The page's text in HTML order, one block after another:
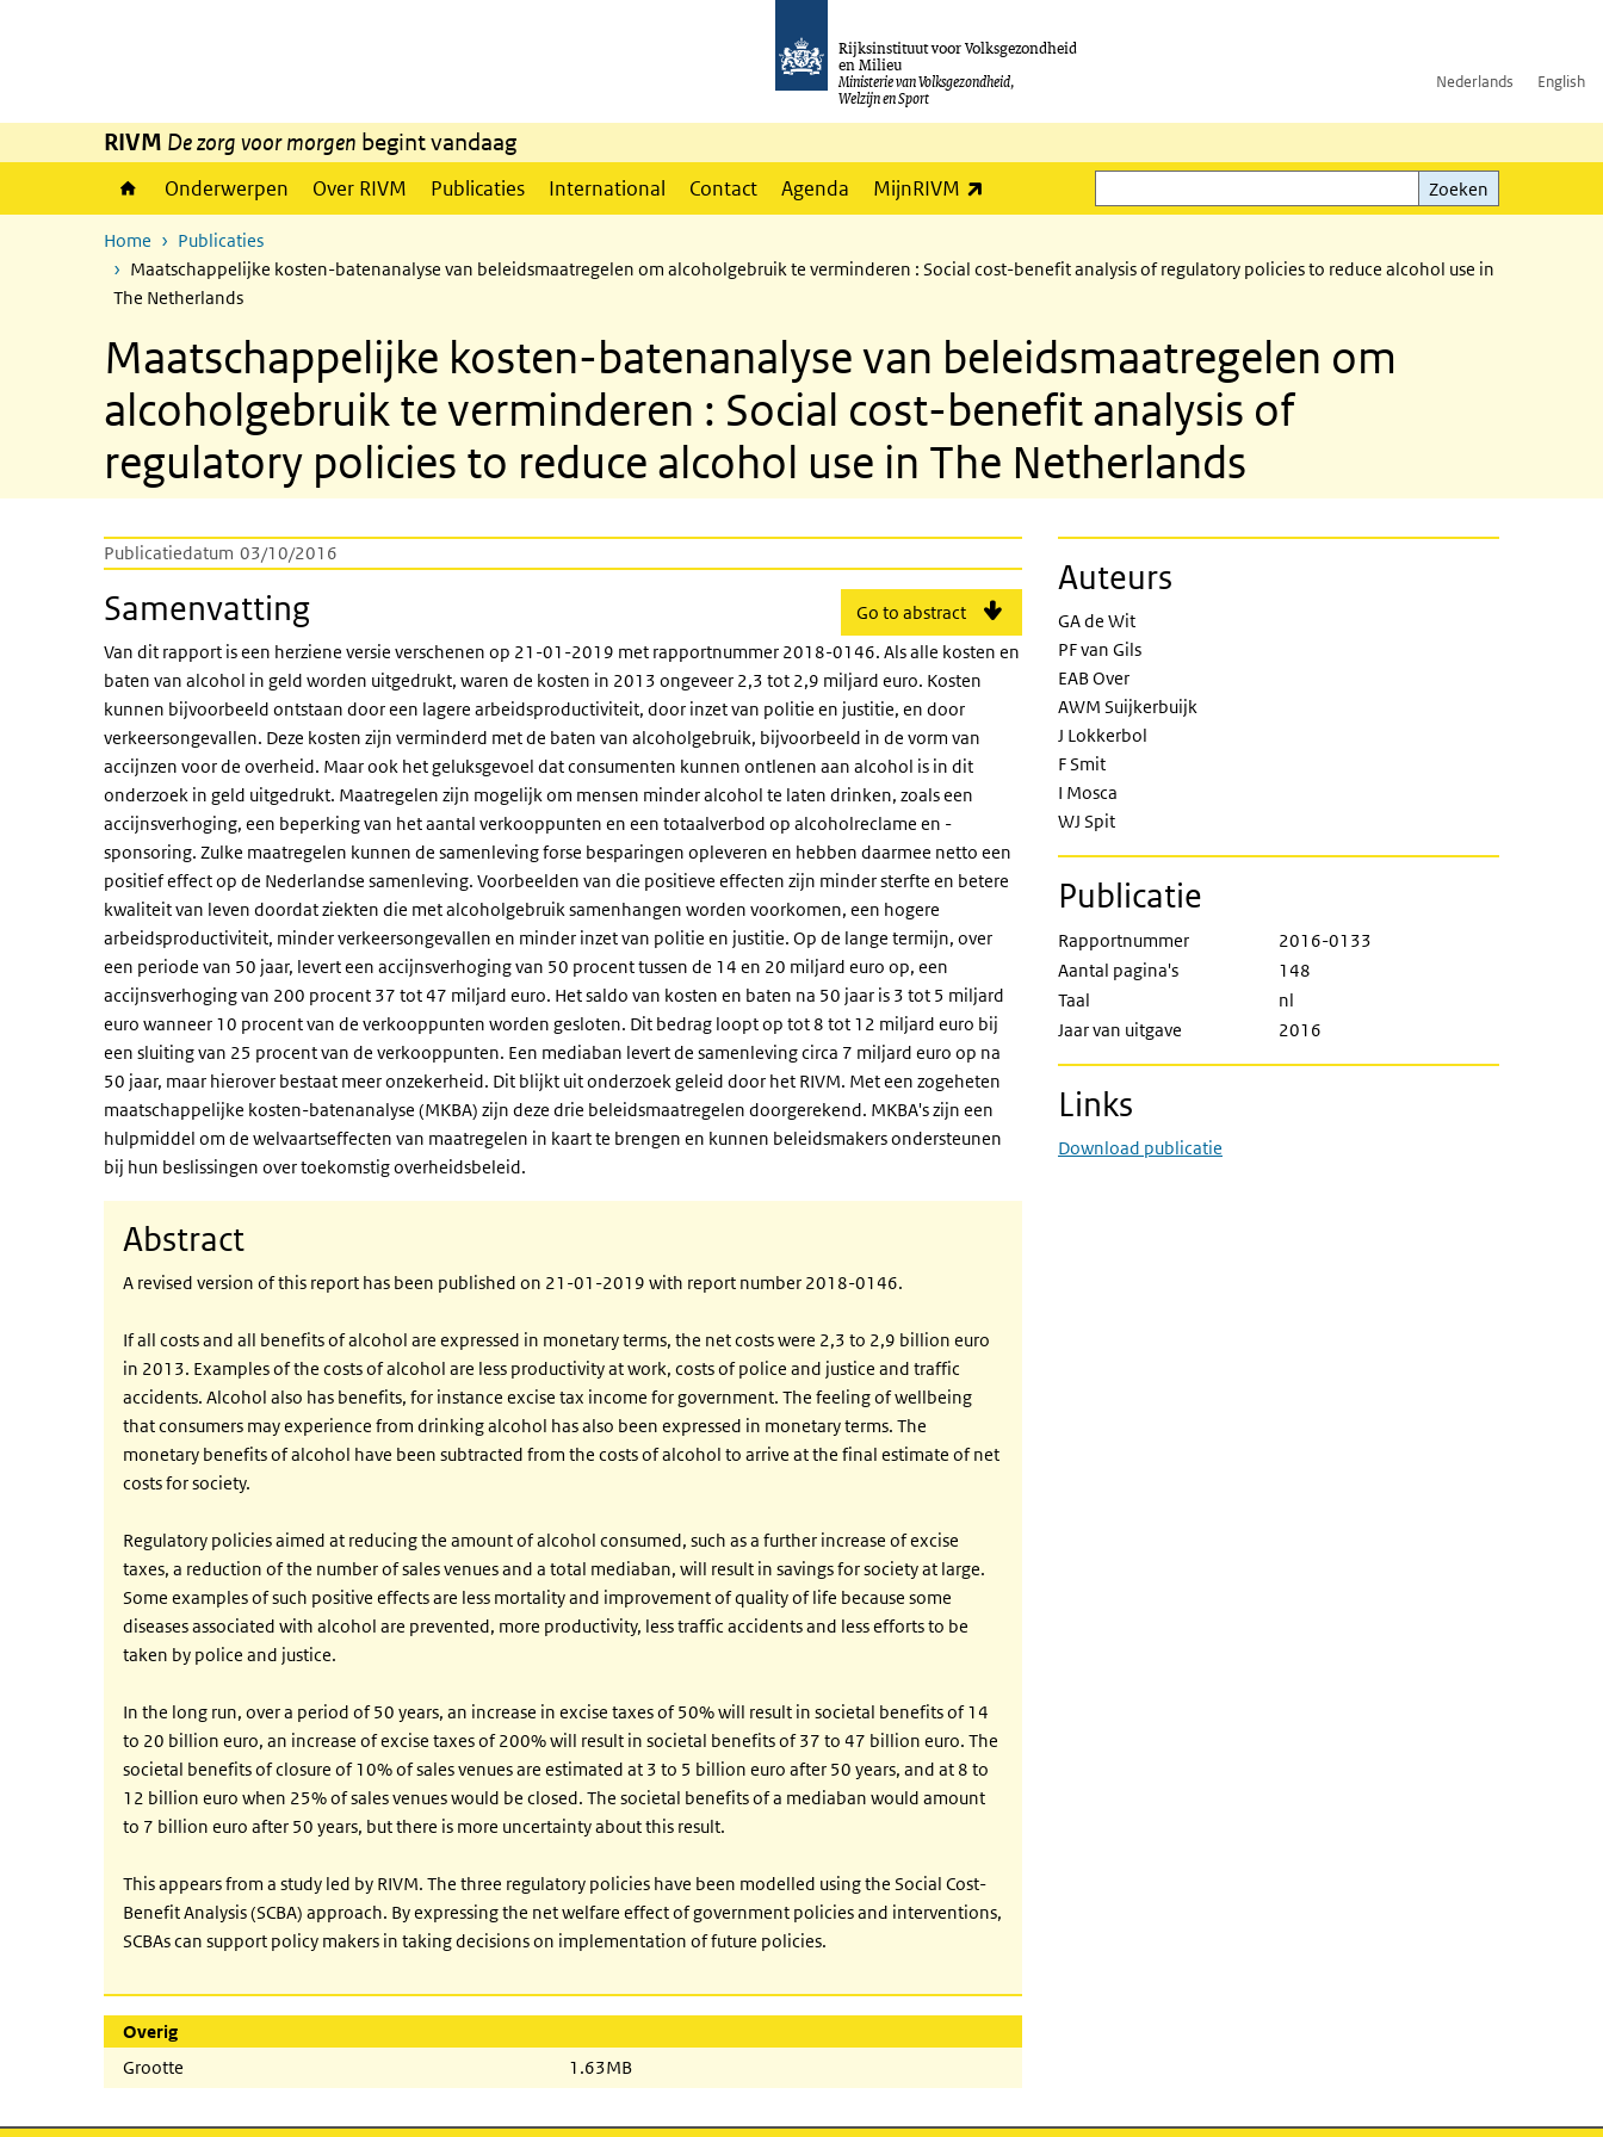
Rijksinstituut voor Volksgezondheid
en Milieu
Ministerie van Volksgezondheid,
Welzijn en Sport
Nederlands English
RIVM De zorg voor morgen begint vandaag
Onderwerpen Over RIVM Publicaties International Contact Agenda MijnRIVM
Zoeken
Zoeken
Home
Publicaties
Maatschappelijke kosten-batenanalyse van beleidsmaatregelen om alcoholgebruik te verminderen : Social cost-benefit analysis of regulatory policies to reduce alcohol use in
The Netherlands
Maatschappelijke kosten-batenanalyse van beleidsmaatregelen om
alcoholgebruik te verminderen : Social cost-benefit analysis of
regulatory policies to reduce alcohol use in The Netherlands
Publicatiedatum 03/10/2016
Go to abstract
Samenvatting
Van dit rapport is een herziene versie verschenen op 21-01-2019 met rapportnummer 2018-0146. Als alle kosten en
baten van alcohol in geld worden uitgedrukt, waren de kosten in 2013 ongeveer 2,3 tot 2,9 miljard euro. Kosten
kunnen bijvoorbeeld ontstaan door een lagere arbeidsproductiviteit, door inzet van politie en justitie, en door
verkeersongevallen. Deze kosten zijn verminderd met de baten van alcoholgebruik, bijvoorbeeld in de vorm van
accijnzen voor de overheid. Maar ook het geluksgevoel dat consumenten kunnen ontlenen aan alcohol is in dit
onderzoek in geld uitgedrukt. Maatregelen zijn mogelijk om mensen minder alcohol te laten drinken, zoals een
accijnsverhoging, een beperking van het aantal verkooppunten en een totaalverbod op alcoholreclame en -
sponsoring. Zulke maatregelen kunnen de samenleving forse besparingen opleveren en hebben daarmee netto een
positief effect op de Nederlandse samenleving. Voorbeelden van die positieve effecten zijn minder sterfte en betere
kwaliteit van leven doordat ziekten die met alcoholgebruik samenhangen worden voorkomen, een hogere
arbeidsproductiviteit, minder verkeersongevallen en minder inzet van politie en justitie. Op de lange termijn, over
een periode van 50 jaar, levert een accijnsverhoging van 50 procent tussen de 14 en 20 miljard euro op, een
accijnsverhoging van 200 procent 37 tot 47 miljard euro. Het saldo van kosten en baten na 50 jaar is 3 tot 5 miljard
euro wanneer 10 procent van de verkooppunten worden gesloten. Dit bedrag loopt op tot 8 tot 12 miljard euro bij
een sluiting van 25 procent van de verkooppunten. Een mediaban levert de samenleving circa 7 miljard euro op na
50 jaar, maar hierover bestaat meer onzekerheid. Dit blijkt uit onderzoek geleid door het RIVM. Met een zogeheten
maatschappelijke kosten-batenanalyse (MKBA) zijn deze drie beleidsmaatregelen doorgerekend. MKBA's zijn een
hulpmiddel om de welvaartseffecten van maatregelen in kaart te brengen en kunnen beleidsmakers ondersteunen
bij hun beslissingen over toekomstig overheidsbeleid.
Abstract
A revised version of this report has been published on 21-01-2019 with report number 2018-0146.
If all costs and all benefits of alcohol are expressed in monetary terms, the net costs were 2,3 to 2,9 billion euro
in 2013. Examples of the costs of alcohol are less productivity at work, costs of police and justice and traffic
accidents. Alcohol also has benefits, for instance excise tax income for government. The feeling of wellbeing
that consumers may experience from drinking alcohol has also been expressed in monetary terms. The
monetary benefits of alcohol have been subtracted from the costs of alcohol to arrive at the final estimate of net
costs for society.
Regulatory policies aimed at reducing the amount of alcohol consumed, such as a further increase of excise
taxes, a reduction of the number of sales venues and a total mediaban, will result in savings for society at large.
Some examples of such positive effects are less mortality and improvement of quality of life because some
diseases associated with alcohol are prevented, more productivity, less traffic accidents and less efforts to be
taken by police and justice.
In the long run, over a period of 50 years, an increase in excise taxes of 50% will result in societal benefits of 14
to 20 billion euro, an increase of excise taxes of 200% will result in societal benefits of 37 to 47 billion euro. The
societal benefits of closure of 10% of sales venues are estimated at 3 to 5 billion euro after 50 years, and at 8 to
12 billion euro when 25% of sales venues would be closed. The societal benefits of a mediaban would amount
to 7 billion euro after 50 years, but there is more uncertainty about this result.
This appears from a study led by RIVM. The three regulatory policies have been modelled using the Social Cost-
Benefit Analysis (SCBA) approach. By expressing the net welfare effect of government policies and interventions,
SCBAs can support policy makers in taking decisions on implementation of future policies.
Overig
Grootte
1.63MB
Auteurs
GA de Wit
PF van Gils
EAB Over
AWM Suijkerbuijk
J Lokkerbol
F Smit
I Mosca
WJ Spit
Publicatie
Rapportnummer
2016-0133
Aantal pagina's
148
Taal
nl
Jaar van uitgave
2016
Links
Download publicatie